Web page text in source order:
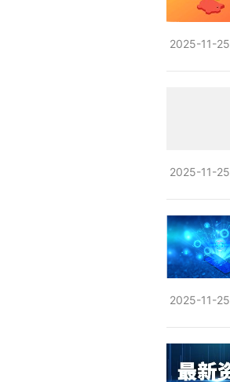
2025-11-25
2025-11-25
2025-11-25